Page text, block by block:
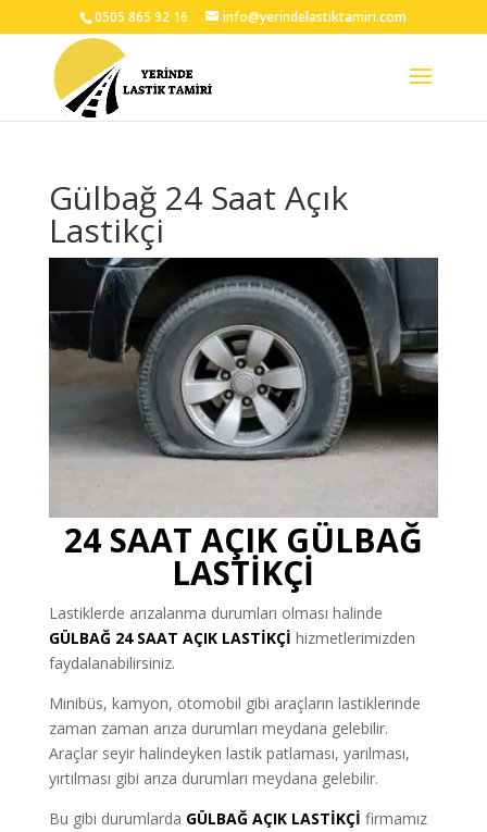
0505 865 92 16 info@yerindelastiktamiri.com
Gülbağ 24 Saat Açık
Lastikçi
24 SAAT AÇIK GÜLBAĞ
LASTİKÇİ
Lastiklerde arızalanma durumları olması halinde
GÜLBAĞ 24 SAAT AÇIK LASTİKÇİ hizmetlerimizden
faydalanabilirsiniz.
Minibüs, kamyon, otomobil gibi araçların lastiklerinde
zaman zaman arıza durumları meydana gelebilir.
Araçlar seyir halindeyken lastik patlaması, yarılması,
yırtılması gibi arıza durumları meydana gelebilir.
Bu gibi durumlarda GÜLBAĞ AÇIK LASTİKÇİ firmamız